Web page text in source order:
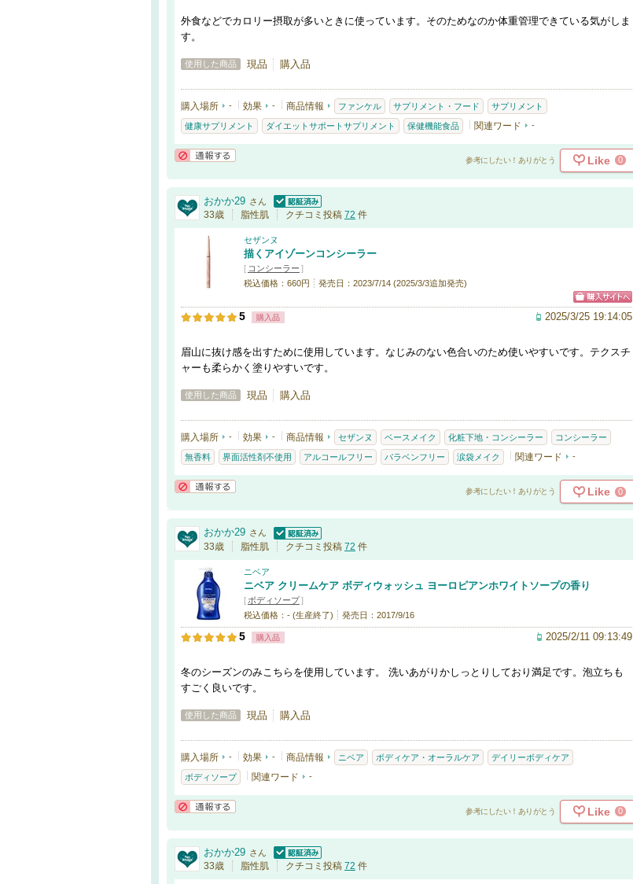
外食などでカロリー摂取が多いときに使っています。そのためなのか体重管理できている気がしま
す。
使用した商品 現品 購入品
購入場所 - 効果 - 商品情報 ファンケル サプリメント・フード サプリメント
健康サプリメント ダイエットサポートサプリメント 保健機能食品 関連ワード -
参考にしたい！ありがとう Like 0
おかか29 さん
認証済
33歳 脂性肌 クチコミ投稿 72 件
セザンヌ
描くアイゾーンコンシーラー
[ コンシーラー ]
税込価格：660円
発売日：2023/7/14 (2025/3/3追加発売)
5 購入品 2025/3/25 19:14:05
眉山に抜け感を出すために使用しています。なじみのない色合いのため使いやすいです。テクスチ
ャーも柔らかく塗りやすいです。
使用した商品 現品 購入品
購入場所 - 効果 - 商品情報 セザンヌ ベースメイク 化粧下地・コンシーラー コンシーラー
無香料 界面活性剤不使用 アルコールフリー パラベンフリー 涙袋メイク 関連ワード -
参考にしたい！ありがとう Like 0
おかか29 さん
認証済
33歳 脂性肌 クチコミ投稿 72 件
ニベア
ニベア クリームケア ボディウォッシュ ヨーロピアンホワイトソープの香り
[ ボディソープ]
税込価格：- (生産終了)
発売日：2017/9/16
5 購入品 2025/2/11 09:13:49
冬のシーズンのみこちらを使用しています。 洗いあがりかしっとりしており満足です。泡立ちも
すごく良いです。
使用した商品 現品 購入品
購入場所 - 効果 - 商品情報 ニベア ボディケア・オーラルケア デイリーボディケア
ボディソープ 関連ワード -
参考にしたい！ありがとう Like 0
おかか29 さん
認証済
33歳 脂性肌 クチコミ投稿 72 件